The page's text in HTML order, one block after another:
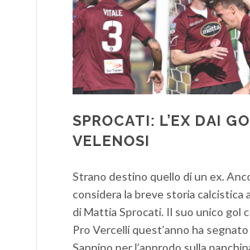
SPROCATI: L’EX DAI
VELENOSI
Strano destino quello di un ex.
considera la breve storia calcistica
di Mattia Sprocati. Il suo unico gol
Pro Vercelli quest’anno ha
Sannino per l’approdo sulla